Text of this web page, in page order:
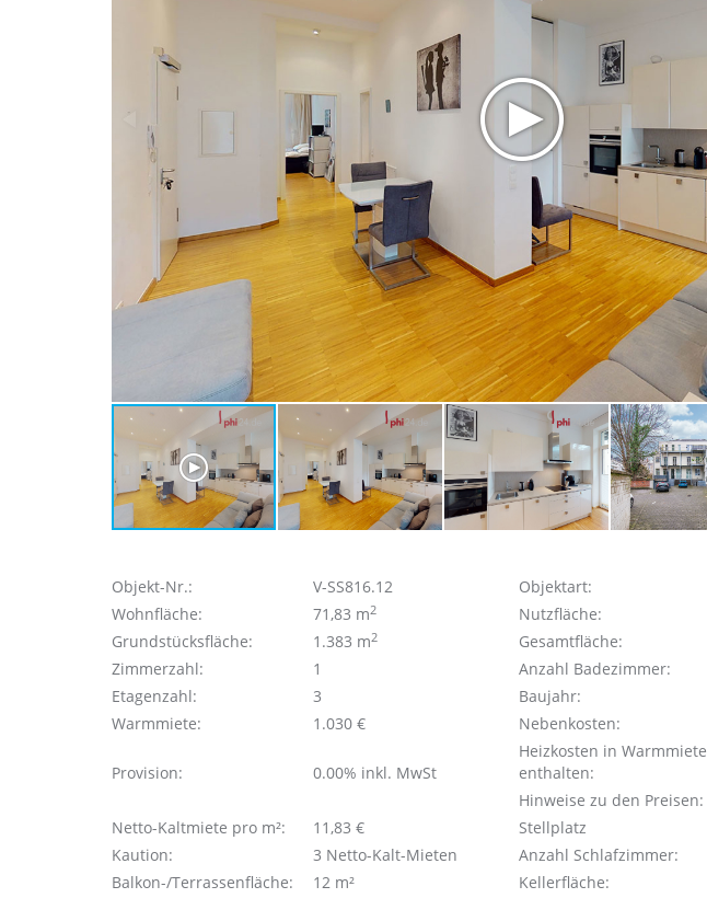
Objekt-Nr.: V-SS816.12 Objektart:
Wohnfläche:
71,83 m2 Nutzfläche:
Grundstücksfläche: 1.383 m2 Gesamtfläche:
Zimmerzahl: 1 Anzahl Badezimmer:
Etagenzahl:
3 Baujahr:
Warmmiete:
1.030 € Nebenkosten:
Provision: 0.00% inkl. MwSt
Heizkosten in Warmmiete
enthalten:
Netto-Kaltmiete pro m²: 11,83 €
Hinweise zu den Preisen:
Stellplatz
Kaution:
3 Netto-Kalt-Mieten Anzahl Schlafzimmer:
Balkon-/Terrassenfläche:
12 m² Kellerfläche: